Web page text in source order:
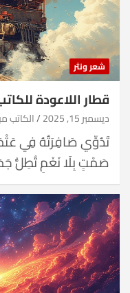
شعر ونثر
قطار اللاعودة
ديسمبر 15, 2025 الكاتب
تَدُوِّي صَافِرَتُهُ فِي
صَمْتٍ بِلَا نَغَمِ تُطِلُّ